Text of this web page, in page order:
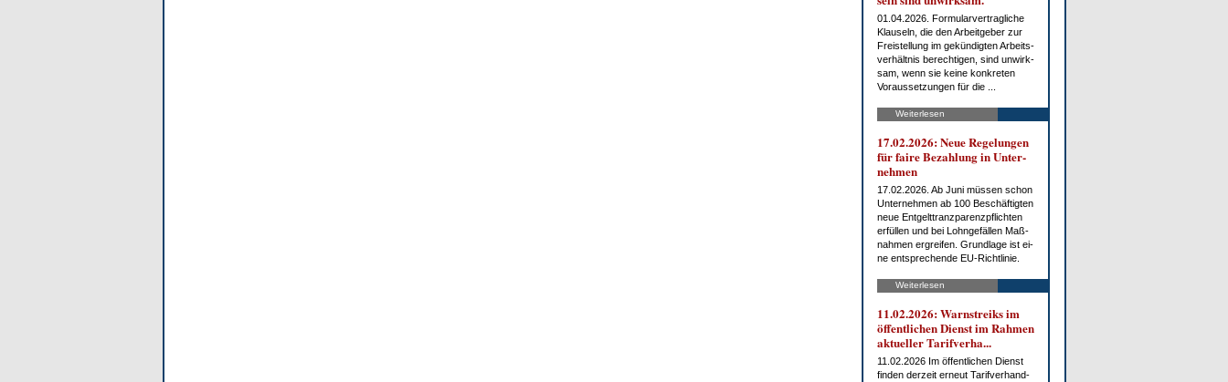
01.04.2026. For­mu­lar­ver­trag­li­che
Klau­seln, die den Ar­beit­ge­ber zur
Frei­stel­lung im ge­kün­dig­ten Ar­beits­
ver­hält­nis be­rech­ti­gen, sind un­wirk­
sam, wenn sie kei­ne kon­kre­ten
Vor­aus­set­zun­gen für die ...
Weiterlesen
17.02.2026: Neue Re­ge­lun­gen
für fai­re Be­zah­lung in Un­ter­
neh­men
17.02.2026. Ab Ju­ni müs­sen schon
Un­ter­neh­men ab 100 Be­schäf­tig­ten
neue Ent­gelt­tranz­pa­renz­pflich­ten
er­fül­len und bei Lohn­ge­fäl­len Maß­
nah­men er­grei­fen. Grund­la­ge ist ei­
ne ent­spre­chen­de EU-Richt­li­nie.
Weiterlesen
11.02.2026: Warn­streiks im
öf­fent­li­chen Dienst im Rah­men
ak­tu­el­ler Ta­rif­ver­ha...
11.02.2026 Im öf­fent­li­chen Dienst
fin­den der­zeit er­neut Ta­rif­ver­hand­